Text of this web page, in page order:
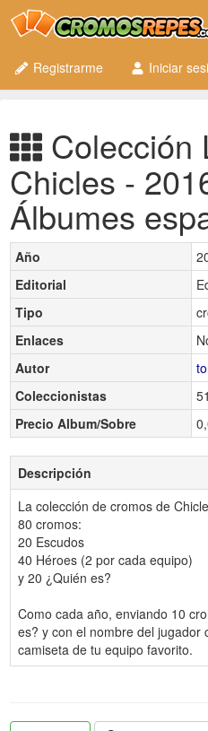
Registrarme
Iniciar
Colección
Chicles -
Álbumes
Año
Editorial
Tipo
Enlaces
Autor
Coleccionistas
Precio Album/Sobre
Descripción
La colección de cromos de
80 cromos:
20 Escudos
40 Héroes (2 por cada equipo)
y 20 ¿Quién es?
Como cada año, enviando 10
es? y con el nombre del jugador
camiseta de tu equipo favorito.